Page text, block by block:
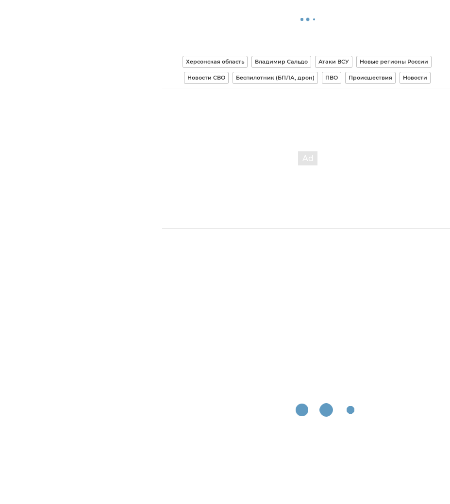
Херсонская область Владимир Сальдо Атаки ВСУ Новые регионы России
Новости СВО Беспилотник (БПЛА, дрон) ПВО Происшествия Новости